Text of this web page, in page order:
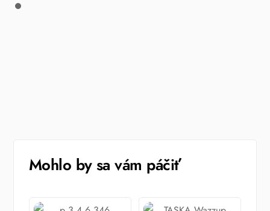
Mohlo by sa vám páčiť